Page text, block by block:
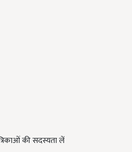
की सदस्यता लें